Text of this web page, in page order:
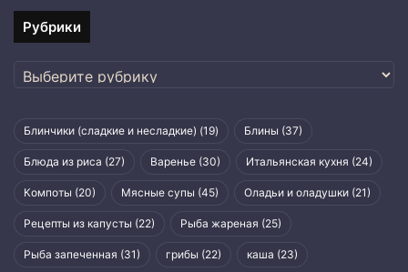
Рубрики
Рубрики
Блинчики (сладкие и несладкие) (19) Блины (37)
Блюда из риса (27) Варенье (30) Итальянская кухня (24)
Компоты (20) Мясные супы (45) Оладьи и оладушки (21)
Рецепты из капусты (22) Рыба жареная (25)
Рыба запеченная (31) грибы (22) каша (23)